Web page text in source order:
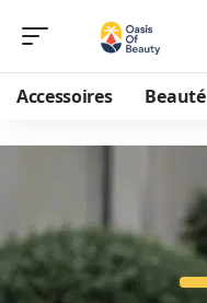
Accessoires Beauté